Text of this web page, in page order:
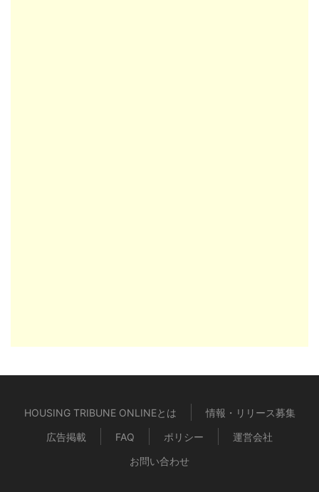
HOUSING TRIBUNE ONLINEとは
情報・リリース募集
広告掲載
FAQ ポリシー
運営会社
お問い合わせ